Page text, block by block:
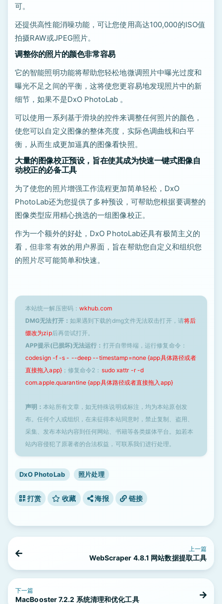
可。
还提供高性能消噪功能，可让您使用高达100,000的ISO值
拍摄RAW或JPEG照片。
调整你的照片的颜色非常容易
它的智能照明功能将帮助您轻松地微调照片中曝光过度和
曝光不足之间的平衡，这将使您更容易地发现照片中的新
细节，如果不是DxO PhotoLab 。
可以使用一系列基于滑块的控件来调整任何照片的颜色，
使您可以自定义图像的整体亮度，实际色调曲线和白平
衡，从而生成更加逼真的图像看快照。
大量的图像校正预设，旨在使其成为快速一键式图像自
动校正的必备工具
为了使您的照片增强工作流程更加简单轻松，DxO
PhotoLab还为您提供了多种预设，可帮助您根据要调整的
图像类型应用精心挑选的一组图像校正。
作为一个额外的好处，DxO PhotoLab还具有极简主义的
看，但非常有效的用户界面，旨在帮助您自定义和组织您
的照片尽可能简单和快速。
本站统一解压密码： wkhub.com
DMG无法打开： 如果遇到下载的dmg文件无法双击打开，请将后
缀改为zip后再尝试打开。
APP提示(已损坏)无法运行： 打开自带终端，运行修复命令：
codesign -f -s - --deep --timestamp=none {app具体路径或者
直接拖入app}；修复命令2： sudo xattr -r -d
com.apple.quarantine {app具体路径或者直接拖入app}
声明：本站所有文章，如无特殊说明或标注，均为本站原创发
布。任何个人或组织，在未征得本站同意时，禁止复制、盗用、
采集、发布本站内容到任何网站、书籍等各类媒体平台。如若本
站内容侵犯了原著者的合法权益，可联系我们进行处理。
DxO PhotoLab 照片处理
打赏 收藏 海报 链接
上一篇
WebScraper 4.8.1 网站数据提取工具
下一篇
MacBooster 7.2.2 系统清理和优化工具